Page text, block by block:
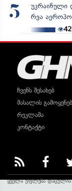
5
უკრაინული
რვა
ჩვენს შესახებ
მასალის
რეკლამა
კონტაქტი
ყველა უფლება